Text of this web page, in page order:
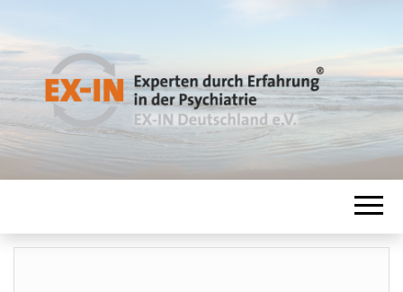
EX-IN
Experten durch Erfahrung in der
Psychiatrie